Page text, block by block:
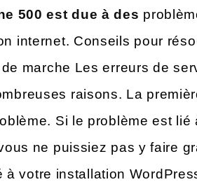
500 est due à des
internet. Conseils pour
marche Les erreurs de
raisons. La
Si le problème est lié
ne puissiez pas y faire
à votre installation